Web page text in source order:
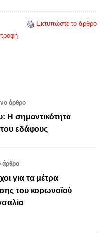
Εκτυπώστε το άρθρο
άρθρο
Η σημαντικότητα
εδάφους
άρθρο
για τα μέτρα
του κορωνοϊού